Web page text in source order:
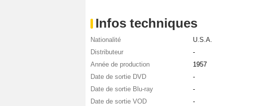
Infos techniques
Nationalité
U.S.A.
Distributeur
-
Année de production
1957
Date de sortie DVD
-
Date de sortie Blu-ray
-
Date de sortie VOD
-